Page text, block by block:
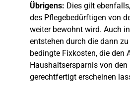
Übrigens: Dies gilt
des Pflegebedürftigen von
weiter bewohnt wird. Auch
entstehen durch die dann
bedingte Fixkosten, die den
Haushaltsersparnis von
gerechtfertigt erscheinen